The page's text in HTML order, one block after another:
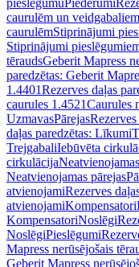
pieslēgumuPiederumi
caurulēm un veidgabaliem
caurulēmStiprinājumi
Stiprinājumi
tēraudsGeberit Mapress
paredzētas: Geberit
1.4401Rezerves daļas
caurules 1.4521Caurules
UzmavasPārejasRezerves
daļas paredzētas: Līkumi
TrejgabaliIebūvēta
cirkulācija
Neatvienojamas pārejas
atvienojamiRezerves
atvienojamiKompensatori
KompensatoriNoslēgi
NoslēgiPieslēgumi
Mapress nerūsējošais
Geberit Mapress